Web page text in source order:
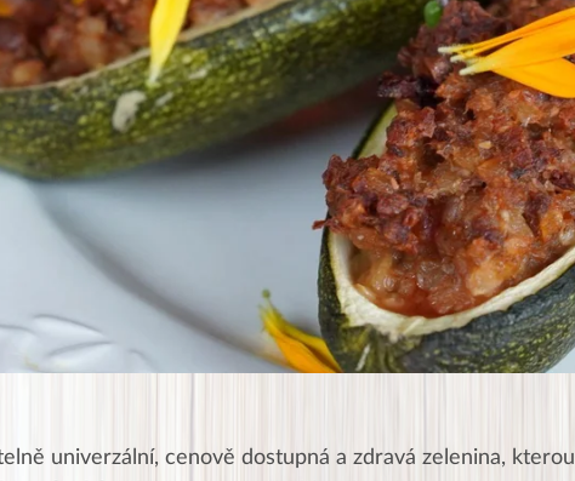
univerzální, cenově dostupná a zdravá zelenina, kterou
J
Jana